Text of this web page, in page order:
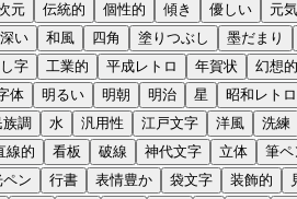
元 伝統的 個性的 傾き 優しい 元気
い 和風 四角 塗りつぶし 墨だまり
字 工業的 平成レトロ 年賀状 幻想的
体 明るい 明朝 明治 星 昭和レトロ
族調 水 汎用性 江戸文字 洋風 洗練
線的 看板 破線 神代文字 立体 筆ペ
ン 行書 表情豊か 袋文字 装飾的